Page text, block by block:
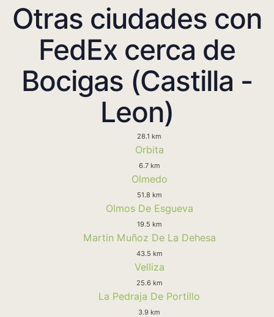
Otras ciudades con
FedEx cerca de
Bocigas (Castilla -
Leon)
28.1 km
Orbita
6.7 km
Olmedo
51.8 km
Olmos De Esgueva
19.5 km
Martin Muñoz De La Dehesa
43.5 km
Velliza
25.6 km
La Pedraja De Portillo
3.9 km